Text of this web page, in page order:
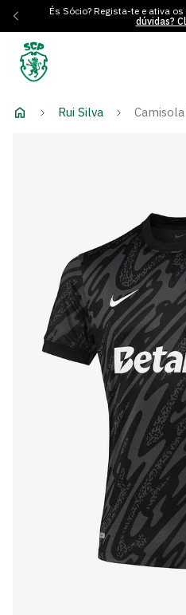
És Sócio? Regista-te e ativa
dúvidas?
Rui Silva